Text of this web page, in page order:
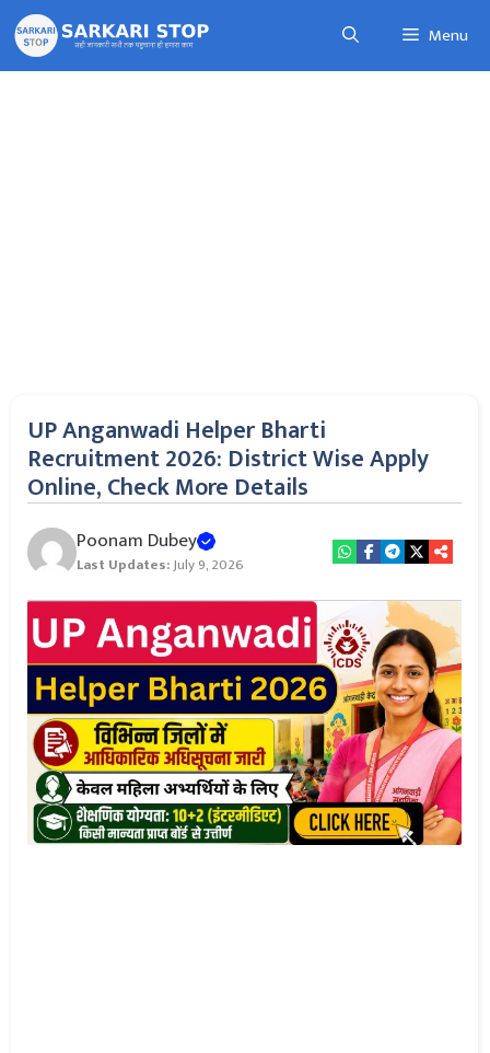
Skip
to
content
Menu
UP Anganwadi Helper Bharti
Recruitment 2026: District Wise Apply
Online, Check More Details
Poonam Dubey
Last Updates:July 9, 2026